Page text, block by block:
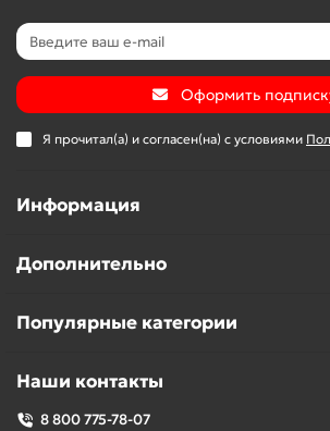
Оформить
Я прочитал(а) и согласен(на) с условиями
Информация
Дополнительно
Популярные категории
Наши контакты
8 800 775-78-07